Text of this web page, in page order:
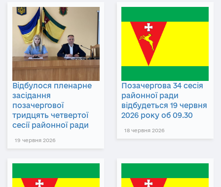
Відбулося пленарне
засідання
позачергової
тридцять четвертої
сесії районної ради
19 червня 2026
Позачергова 34 сесія
районної ради
відбудеться 19 червня
2026 року об 09.30
18 червня 2026